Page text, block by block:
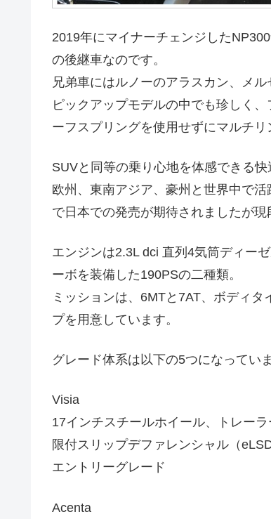
2019年にマイナーチェンジした
の後継車なのです。
兄弟車にはルノーのアラスカン、メ
ピックアップモデルの中でも珍しく
ーフスプリングを使用せずにマルチリ
SUVと同等の乗り心地を体感できる快
欧州、東南アジア、豪州と世界中で
で日本での発売が期待されましたが現
エンジンは2.3L dci 直列4気筒ディー
ーボを装備した190PSの二種類。
ミッションは、6MTと7AT、ボディ
プを用意しています。
グレード体系は以下の5つになっていま
Visia
17インチスチールホイール、トレー
限付スリップデファレンシャル（
エントリーグレード
Acenta